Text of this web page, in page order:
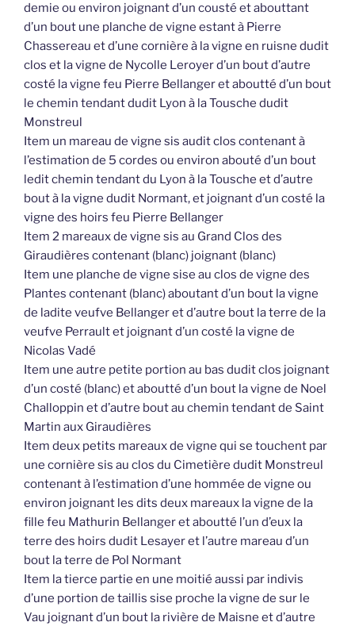
demie ou environ joignant d’un cousté et abouttant
d’un bout une planche de vigne estant à Pierre
Chassereau et d’une cornière à la vigne en ruisne dudit
clos et la vigne de Nycolle Leroyer d’un bout d’autre
costé la vigne feu Pierre Bellanger et aboutté d’un bout
le chemin tendant dudit Lyon à la Tousche dudit
Monstreul
Item un mareau de vigne sis audit clos contenant à
l’estimation de 5 cordes ou environ abouté d’un bout
ledit chemin tendant du Lyon à la Tousche et d’autre
bout à la vigne dudit Normant, et joignant d’un costé la
vigne des hoirs feu Pierre Bellanger
Item 2 mareaux de vigne sis au Grand Clos des
Giraudières contenant (blanc) joignant (blanc)
Item une planche de vigne sise au clos de vigne des
Plantes contenant (blanc) aboutant d’un bout la vigne
de ladite veufve Bellanger et d’autre bout la terre de la
veufve Perrault et joignant d’un costé la vigne de
Nicolas Vadé
Item une autre petite portion au bas dudit clos joignant
d’un costé (blanc) et aboutté d’un bout la vigne de Noel
Challoppin et d’autre bout au chemin tendant de Saint
Martin aux Giraudières
Item deux petits mareaux de vigne qui se touchent par
une cornière sis au clos du Cimetière dudit Monstreul
contenant à l’estimation d’une hommée de vigne ou
environ joignant les dits deux mareaux la vigne de la
fille feu Mathurin Bellanger et aboutté l’un d’eux la
terre des hoirs dudit Lesayer et l’autre mareau d’un
bout la terre de Pol Normant
Item la tierce partie en une moitié aussi par indivis
d’une portion de taillis sise proche la vigne de sur le
Vau joignant d’un bout la rivière de Maisne et d’autre